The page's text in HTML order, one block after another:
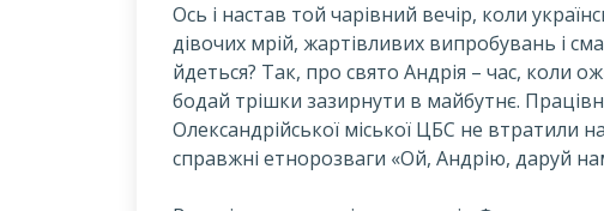
Ось і настав той чарівний вечір, коли
дівочих мрій, жартівливих випробувань і
йдеться? Так, про свято Андрія – час, коли
бодай трішки зазирнути в майбутнє.
Олександрійської міської ЦБС не втратили
справжні етнорозваги «Ой, Андрію, даруй